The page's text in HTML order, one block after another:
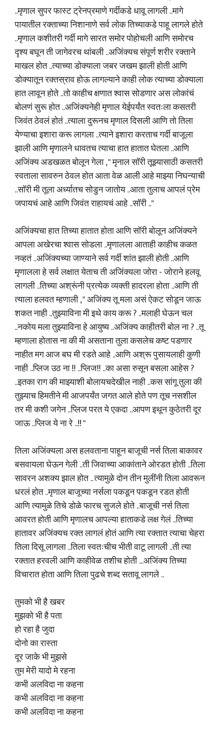
..मृणाल सुपर फास्ट ट्रेनप्रमाणे गर्दीकडे धावू लागली ..मागे
पायातील रक्ताच्या निशानाणे सर्व लोक तिच्याकडे पाहू लागले होते
..मृणाल कशीतरी गर्दी मागे सारत समोर पोहोचली आणि समोरच
दृश्य बघून ती जागेवरच थांबली ..अजिंक्यच संपूर्ण शरीर रक्ताने
माखल होत ..त्याच्या डोक्याला जबर जखम झाली होती आणि
डोक्यातून रक्तस्राव होऊ लागल्याने काही लोक त्याच्या डोक्याला
हात लावून होते ..तो काहीच क्षणात श्वास सोडणार अस लोकांचं
बोलणं सुरू होत ..अजिंक्यनेही मृणाल येईपर्यंत स्वतःला कसतरी
जिवंत ठेवलं होतं ..त्याला दुरूनच मृणाल दिसली आणि तो तिला
येण्याचा इशारा करू लागला ..त्याने इशारा करताच गर्दी बाजूला
झाली आणि मृणालने धावतच त्याचा हात हातात घेतला ..आणि
अजिंक्य अडखळत बोलून गेला , " मृनाल सॉरी तूझ्यासाठी कसतरी
स्वताला सावरुन ठेवल होत आता वेळ आली आहे माझ्या निघन्याची
..सॉरी मी तूला अर्ध्यातच सोडुन जातोय ..आता तुलाच आपलं प्रेम
जपायचं आहे आणि जिवंत राहायचं आहे ..सॉरी .."
अजिंक्यचा हात तिच्या हातात होता आणि सॉरी बोलून अजिंक्यने
आपला अखेरचा श्वास सोडला ..मृणालला आताही काहीच कळत
नव्हतं ..अजिंक्यच्या जाण्याने सर्व गर्दी शांत झाली होती ..आणि
मृणालला हे सर्व लक्षात येताच ती अजिंक्यला जोरा - जोराने हलवू
लागली ..तिच्या अश्रूंनी प्रत्येक व्यक्ती हादरला होता ..आणि ती
त्याला हलवत म्हणाली , " अजिंक्य तू मला असं ऐकट सोडून जाऊ
शकत नाही ..तुझ्याविना मी इथे काय करू ? ..मलाही घेऊन चल
..नकोय मला तुझ्याविना हे आयुष्य ..अजिंक्य काहीतरी बोल ना ? ..तू
म्हणाला होतास ना की मी असताना तुला कसलेच कष्ट पडणार
नाहीत मग आज बघ मी रडते आहे ..आणि अश्रू पुसायलाही कुणी
नाही ..प्लिज उठ ना !! ..प्लिज!! ..का असा रुसून बसला आहेस ?
..इतका राग की माझ्याशी बोलायचदेखील नाही ..कस सांगू तुला की
तुझ्याच हिमतीने मी आजपर्यंत जगत आले होते पण तूच नसशील
तर मी कशी जगेन ..प्लिज परत ये एकदा ..आपण इथून कुठेतरी दूर
जाऊ ..प्लिज ये ना रे ..!! "
तिला अजिंक्यला अस हलवताना पाहून बाजूची नर्स तिला बाकावर
बसवायला घेऊन गेली ..ती जिवाच्या आकांताने ओरडत होती ..तिला
सावरन अशक्य झाल होत .. त्यामुळे दोन तीन मुलींनी तिला आवरून
धरलं होत ..मृणाल बाजूच्या नर्सला पकडून पकडून रडत होती
आणि त्यामुळे तिचे डोळे फारच सुजले होते ..बाजूची नर्स तिला
आवरत होती आणि मृणालच आपल्या हाताकडे लक्ष गेलं ..तिच्या
हातावर अजिंक्यच रक्त लागलं होतं आणि त्या रक्तात त्याचा चेहरा
तिला दिसू लागला ..तिला स्वतःचीच भीती वाटू लागली ..ती त्या
रक्तात हरवली आणि काहीवेळ तशीच होती ...अजिंक्य तिच्या
विचारात होता आणि तिला पुढचे शब्द सतावू लागले ..
तुमको भी है खबर
मुझको भी है पता
हो रहा है जुदा
दोनो का रास्ता
दूर जाके भी मुझसे
तुम मेरी यादो मे रहना
कभी अलविदा ना कहना
कभी अलविदा ना कहना
कभी अलविदा ना कहना